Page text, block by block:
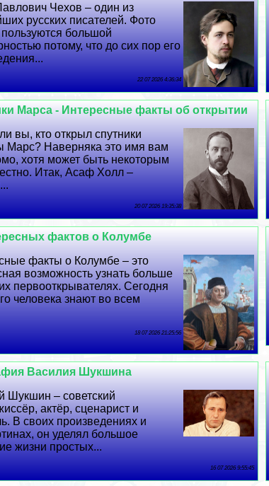
Чехов – один из
русских писателей. Фото
большой
потому, что до сих пор его
22 07 2026 4:36:34
Марса - Интересные факты об открытии
вы, кто открыл спутники
Марс? Наверняка это имя вам
хотя может быть некоторым
Итак, Асаф Холл –
20 07 2026 19:35:38
фактов о Колумбе
факты о Колумбе – это
возможность узнать больше
первооткрывателях. Сегодня
человека знают во всем
18 07 2026 21:25:56
Василия Шукшина
Шукшин – советский
актёр, сценарист и
В своих произведениях и
он уделял большое
жизни простых...
16 07 2026 9:55:45